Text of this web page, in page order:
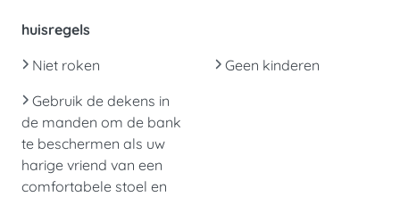
huisregels
Niet roken
Geen kinderen
Gebruik de dekens in
de manden om de bank
te beschermen als uw
harige vriend van een
comfortabele stoel en